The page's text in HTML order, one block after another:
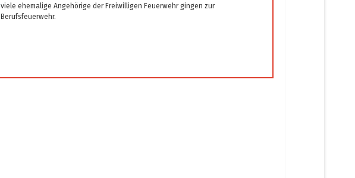
viele ehemalige Angehörige der Freiwilligen Feuerwehr gingen zur
Berufsfeuerwehr.